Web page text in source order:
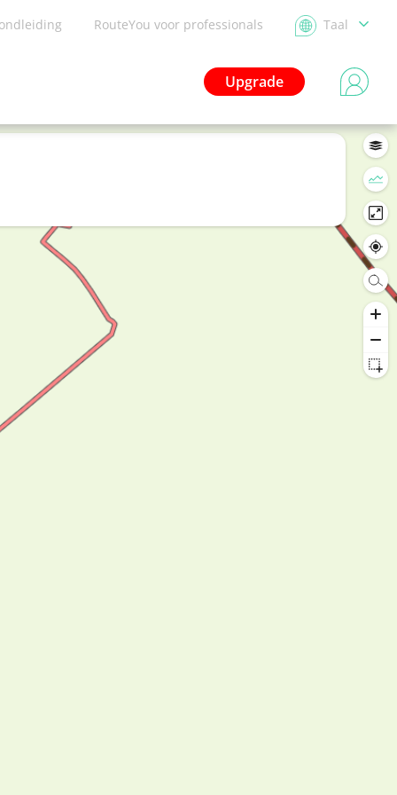
RouteYou voor professionals Taal
Upgrade